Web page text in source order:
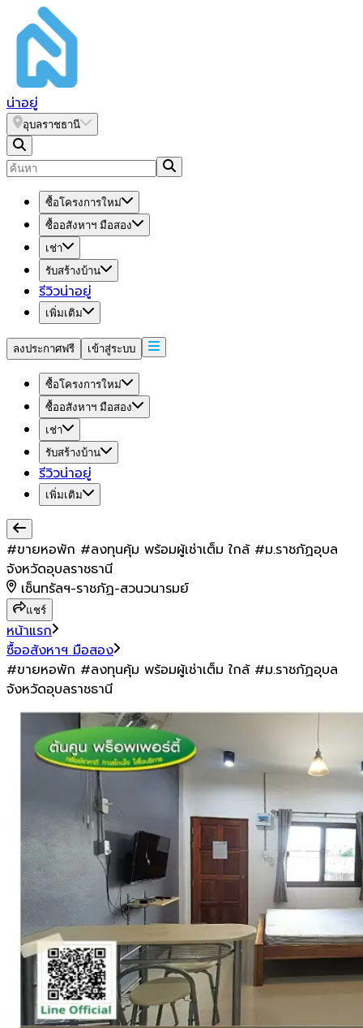
น่าอยู่
อุบลราชธานี
ซื้อโครงการใหม่
ซื้ออสังหาฯ มือสอง
เช่า
รับสร้างบ้าน
รีวิวน่าอยู่
เพิ่มเติม
ลงประกาศฟรี เข้าสู่ระบบ
ซื้อโครงการใหม่
ซื้ออสังหาฯ มือสอง
เช่า
รับสร้างบ้าน
รีวิวน่าอยู่
เพิ่มเติม
#ขายหอพัก #ลงทุนคุ้ม พร้อมผู้เช่าเต็ม ใกล้​ #ม.ราชภัฏ​อุบล
จังหวัดอุบลราชธานี
เซ็นทรัลฯ-ราชภัฏ-สวนวนารมย์
แชร์
หน้าแรก
ซื้ออสังหาฯ มือสอง
#ขายหอพัก #ลงทุนคุ้ม พร้อมผู้เช่าเต็ม ใกล้​ #ม.ราชภัฏ​อุบล
จังหวัดอุบลราชธานี